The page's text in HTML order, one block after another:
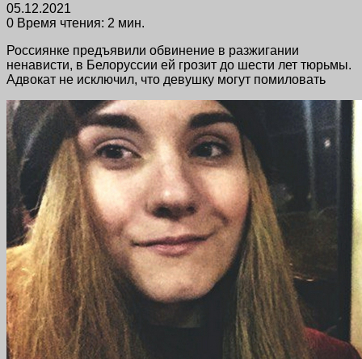
05.12.2021
0 Время чтения: 2 мин.
Россиянке предъявили обвинение в разжигании
ненависти, в Белоруссии ей грозит до шести лет тюрьмы.
Адвокат не исключил, что девушку могут помиловать